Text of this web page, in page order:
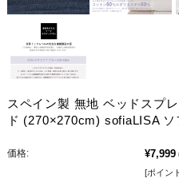
スペイン製 無地 ベッドスプ
ド (270×270cm) sofiaLISA ソ
価格: ¥7,999
[ポイン